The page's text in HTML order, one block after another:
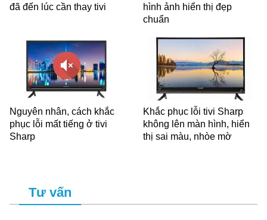
đã đến lúc cần thay tivi
hình ảnh hiển thị đẹp
chuẩn
Nguyên nhân, cách khắc
phục lỗi mất tiếng ở tivi
Sharp
Khắc phục lỗi tivi Sharp
không lên màn hình, hiển
thị sai màu, nhòe mờ
Tư vấn